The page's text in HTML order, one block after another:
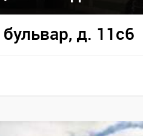
д. 11с6